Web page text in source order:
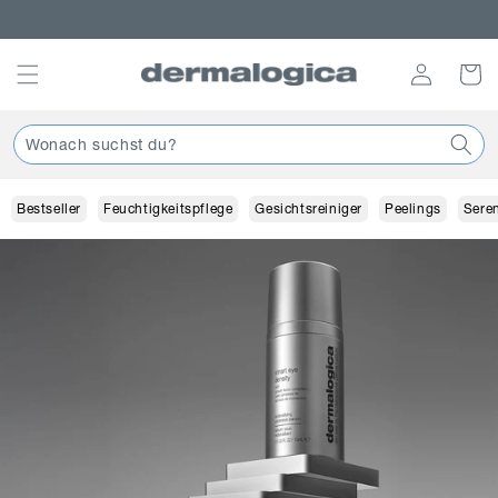
Inhalt
Einloggen
Wonach suchst du?
Bestseller Feuchtigkeitspflege Gesichtsreiniger Peelings